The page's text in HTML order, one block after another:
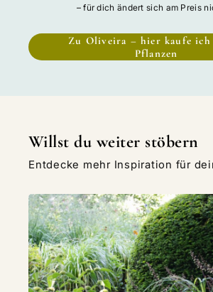
– für dich ändert sich am Preis
Zu Oliveira – hier kaufe ich
Pflanzen
Willst du weiter stöbern
Entdecke mehr Inspiration für